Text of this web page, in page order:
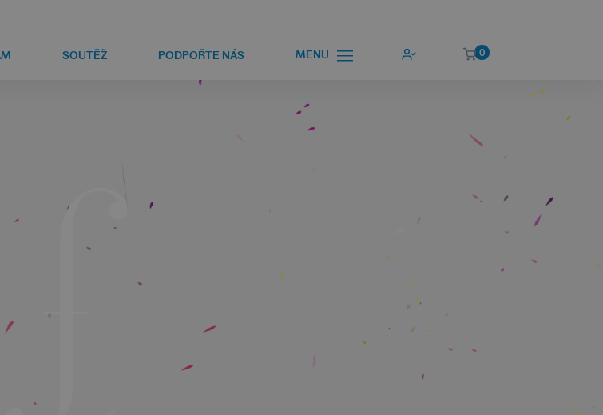
SOUTĚŽ PODPOŘTE NÁS MENU 0